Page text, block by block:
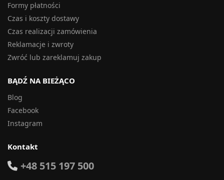
Formy płatności
Czas i koszty dostawy
Czas realizacji zamówienia
Reklamacje i zwroty
Zwróć lub zareklamuj zakup
BĄDŹ NA BIEŻĄCO
Blog
Facebook
Instagram
Kontakt
+48 515 197 500